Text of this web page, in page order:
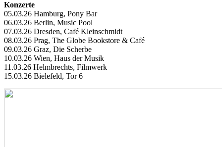
Konzerte
05.03.26 Hamburg, Pony Bar
06.03.26 Berlin, Music Pool
07.03.26 Dresden, Café Kleinschmidt
08.03.26 Prag, The Globe Bookstore & Café
09.03.26 Graz, Die Scherbe
10.03.26 Wien, Haus der Musik
11.03.26 Helmbrechts, Filmwerk
15.03.26 Bielefeld, Tor 6